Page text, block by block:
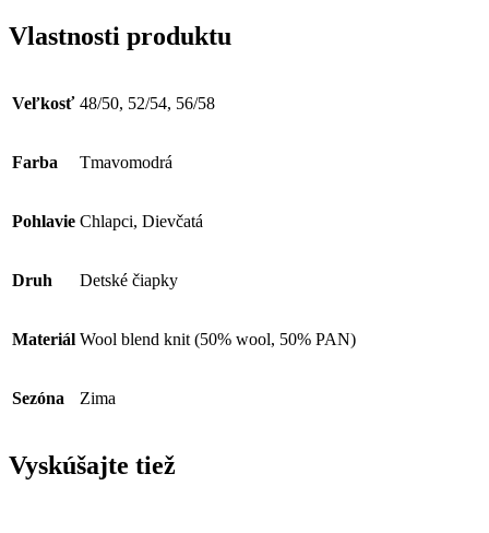
Vlastnosti produktu
Veľkosť 48/50, 52/54, 56/58
Farba Tmavomodrá
Pohlavie Chlapci, Dievčatá
Druh Detské čiapky
Materiál Wool blend knit (50% wool, 50% PAN)
Sezóna Zima
Vyskúšajte tiež